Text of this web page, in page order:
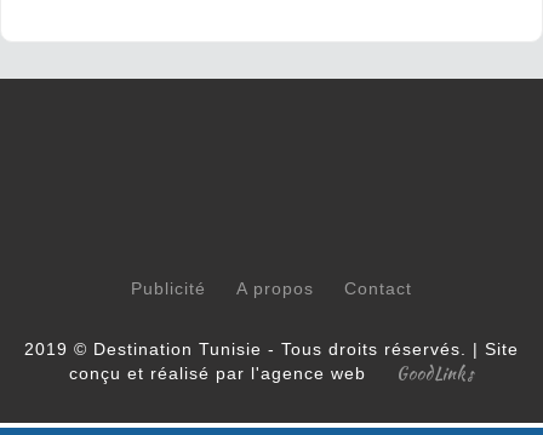
Publicité A propos Contact
2019 © Destination Tunisie - Tous droits réservés. | Site
conçu et réalisé par l'agence web
GoodLinks